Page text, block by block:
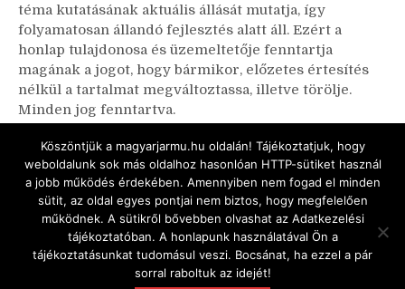
téma kutatásának aktuális állását mutatja, így
folyamatosan állandó fejlesztés alatt áll. Ezért a
honlap tulajdonosa és üzemeltetője fenntartja
magának a jogot, hogy bármikor, előzetes értesítés
nélkül a tartalmat megváltoztassa, illetve törölje.
Minden jog fenntartva.
A honlapon található linkekhez tartozó weboldalakon
bemutatott információk az adott honlap és webhely
tulajdonosának kizárólagos felelőssége.
Copyright © Négyesi Pál és Hajdú Csaba,
Pragmamedia.
Köszöntjük a magyarjarmu.hu oldalán! Tájékoztatjuk, hogy
weboldalunk sok más oldalhoz hasonlóan HTTP-sütiket használ
a jobb működés érdekében. Amennyiben nem fogad el minden
sütit, az oldal egyes pontjai nem biztos, hogy megfelelően
működnek. A sütikről bővebben olvashat az Adatkezelési
tájékoztatóban. A honlapunk használatával Ön a
tájékoztatásunkat tudomásul veszi. Bocsánat, ha ezzel a pár
sorral raboltuk az idejét!